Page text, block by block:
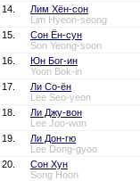
14.
Лим Хён-сон
Lim Hyeon-seong
15.
Сон Ён-сун
Son Yeong-soon
16.
Юн Бог-ин
Yoon Bok-in
17.
Ли Со-ён
Lee Seo-yeon
18.
Ли Джу-вон
Lee Joo-won
19.
Ли Дон-гю
Lee Dong-gyoo
20.
Сон Хун
Song Hoon